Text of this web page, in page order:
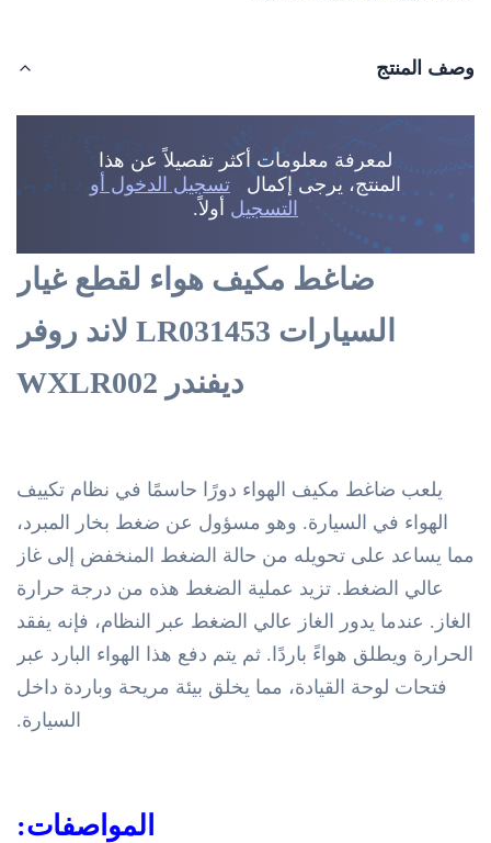
وصف المنتج
لمعرفة معلومات أكثر تفصيلاً عن هذا
المنتج، يرجى إكمال
تسجيل الدخول أو
التسجيل أولاً.
ضاغط مكيف هواء لقطع غيار
السيارات LR031453 لاند روفر
ديفندر WXLR002
يلعب ضاغط مكيف الهواء دورًا حاسمًا في نظام تكييف
الهواء في السيارة. وهو مسؤول عن ضغط بخار المبرد،
مما يساعد على تحويله من حالة الضغط المنخفض إلى غاز
عالي الضغط. تزيد عملية الضغط هذه من درجة حرارة
الغاز. عندما يدور الغاز عالي الضغط عبر النظام، فإنه يفقد
الحرارة ويطلق هواءً باردًا. ثم يتم دفع هذا الهواء البارد عبر
فتحات لوحة القيادة، مما يخلق بيئة مريحة وباردة داخل
السيارة.
المواصفات: